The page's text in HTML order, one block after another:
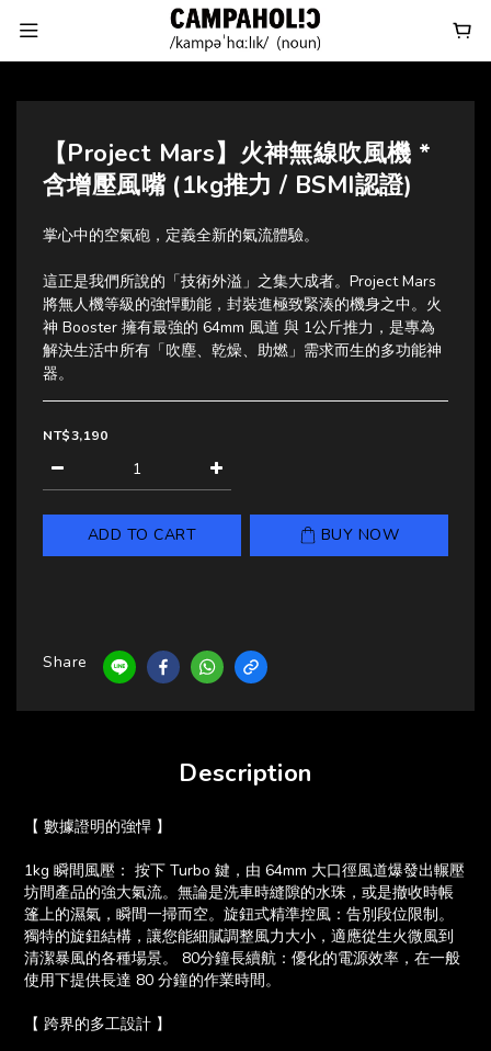
【Project Mars】火神無線吹風機 *
含增壓風嘴 (1kg推力 / BSMI認證)
掌心中的空氣砲，定義全新的氣流體驗。
這正是我們所說的「技術外溢」之集大成者。Project Mars
將無人機等級的強悍動能，封裝進極致緊湊的機身之中。火
神 Booster 擁有最強的 64mm 風道 與 1公斤推力，是專為
解決生活中所有「吹塵、乾燥、助燃」需求而生的多功能神
器。
NT$3,190
ADD TO CART BUY NOW
Share
Description
【 數據證明的強悍 】
1kg 瞬間風壓： 按下 Turbo 鍵，由 64mm 大口徑風道爆發出輾壓
坊間產品的強大氣流。無論是洗車時縫隙的水珠，或是撤收時帳
篷上的濕氣，瞬間一掃而空。旋鈕式精準控風：告別段位限制。
獨特的旋鈕結構，讓您能細膩調整風力大小，適應從生火微風到
清潔暴風的各種場景。 80分鐘長續航：優化的電源效率，在一般
使用下提供長達 80 分鐘的作業時間。
【 跨界的多工設計 】